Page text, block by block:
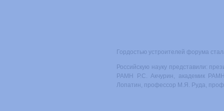
Гордостью устроителей форума
Российскую науку представили:
РАМН Р.С. Акчурин, академик
Лопатин, профессор М.Я. Руда,